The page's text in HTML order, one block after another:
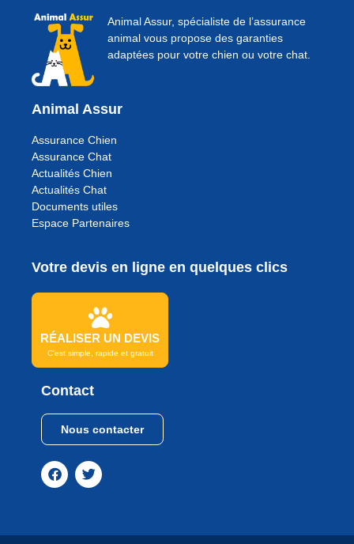
Animal Assur, spécialiste de l’assurance
animal vous propose des garanties
adaptées pour votre chien ou votre chat.
Animal Assur
Assurance Chien
Assurance Chat
Actualités Chien
Actualités Chat
Documents utiles
Espace Partenaires
Votre devis en ligne en quelques clics
RÉALISER UN DEVIS
C'est simple, rapide et gratuit
Contact
Nous contacter
Continuer sans accepter
Bonjour
Et Bienvenue sur le site Animal
utilisateur lors de votre navigation sur notre site web, nous utilisons